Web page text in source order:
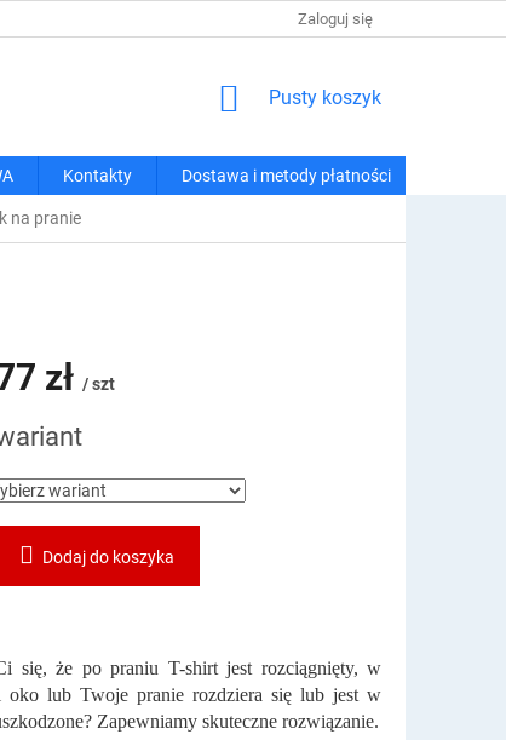
PŁATNOŚCI REGULAMIN ZAKUPÓW
Zaloguj się
KOSZYK
Pusty koszyk
Kontakty Dostawa i metody płatności
na pranie
zł / szt
Dodaj do koszyka
się, że po praniu T-shirt jest rozciągnięty, w
oko lub Twoje pranie rozdziera się lub jest w
Zapewniamy skuteczne rozwiązanie.